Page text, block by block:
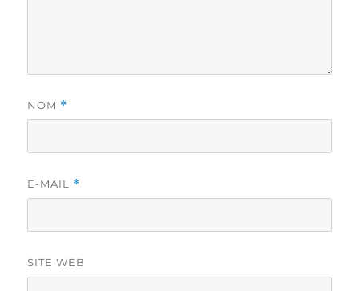
NOM *
E-MAIL *
SITE WEB